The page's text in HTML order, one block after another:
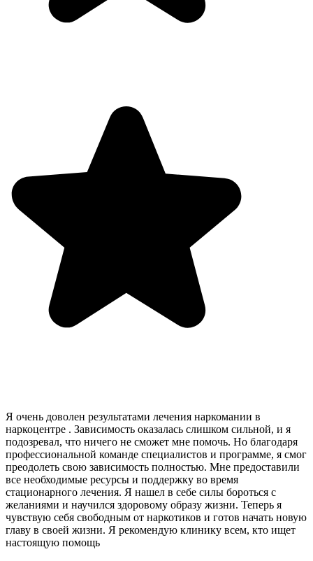
Я очень доволен результатами лечения наркомании в
наркоцентре . Зависимость оказалась слишком сильной, и я
подозревал, что ничего не сможет мне помочь. Но благодаря
профессиональной команде специалистов и программе, я смог
преодолеть свою зависимость полностью. Мне предоставили
все необходимые ресурсы и поддержку во время
стационарного лечения. Я нашел в себе силы бороться с
желаниями и научился здоровому образу жизни. Теперь я
чувствую себя свободным от наркотиков и готов начать новую
главу в своей жизни. Я рекомендую клинику всем, кто ищет
настоящую помощь